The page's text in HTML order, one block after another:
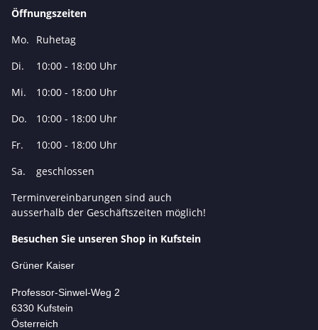
Öffnungszeiten
Mo.
Ruhetag
Di.
10:00 - 18:00 Uhr
Mi.
10:00 - 18:00 Uhr
Do.
10:00 - 18:00 Uhr
Fr.
10:00 - 18:00 Uhr
Sa.
geschlossen
Terminvereinbarungen sind auch
ausserhalb der Geschäftszeiten möglich!
Besuchen Sie unseren Shop in Kufstein
Grüner Kaiser
Professor-Sinwel-Weg 2
6330 Kufstein
Österreich